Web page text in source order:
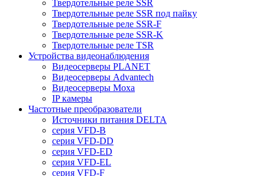
Твердотельные реле SSR
Твердотельные реле SSR под пайку
Твердотельные реле SSR-F
Твердотельные реле SSR-K
Твердотельные реле TSR
Устройства видеонаблюдения
Видеосерверы PLANET
Видеосерверы Advantech
Видеосерверы Moxa
IP камеры
Частотные преобразователи
Источники питания DELTA
серия VFD-B
серия VFD-DD
серия VFD-ED
серия VFD-EL
серия VFD-F